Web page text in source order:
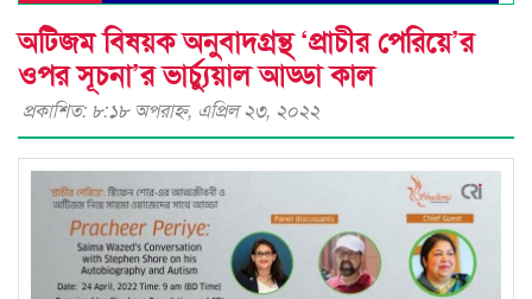
জোটে বাংলাদেশের যুক্ত হওয়ায় উদ্বেগ প্রকাশ বাসদের
অটিজম বিষয়ক অনুবাদগ্রন্থ ‘প্রাচীর পেরিয়ে’র
ওপর সূচনা’র ভার্চ্যুয়াল আড্ডা কাল
প্রকাশিত: ৮:১৮ অপরাহ্ণ, এপ্রিল ২৩, ২০২২